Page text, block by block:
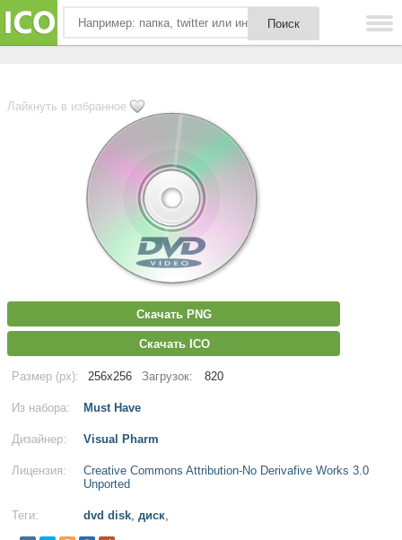
Лайкнуть в избранное
Скачать PNG
Скачать ICO
Размер (px): 256x256 Загрузок: 820
Из набора: Must Have
Дизайнер: Visual Pharm
Лицензия:
Creative Commons Attribution-No Derivafive Works 3.0
Unported
Теги: dvd disk, диск,